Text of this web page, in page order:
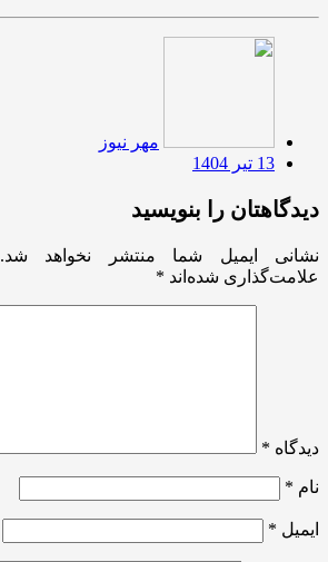
مهر نیوز
13 تیر 1404
دیدگاهتان را بنویسید
نشانی ایمیل شما منتشر نخواهد شد.
علامت‌گذاری شده‌اند *
دیدگاه *
نام *
ایمیل *